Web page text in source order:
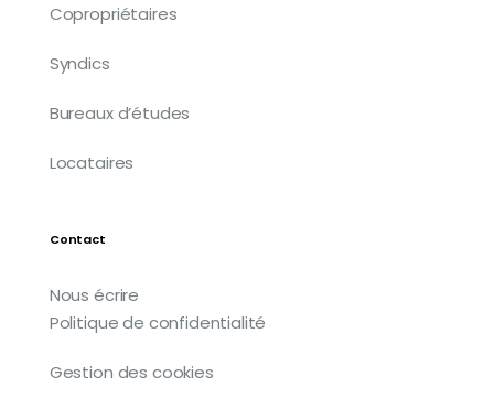
Copropriétaires
Syndics
Bureaux d’études
Locataires
Contact
Nous écrire
Politique de confidentialité
Gestion des cookies